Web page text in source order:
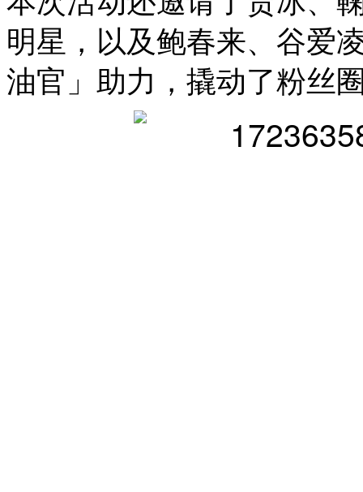
明星，以及鲍春来、谷爱
油官」助力，撬动了粉丝